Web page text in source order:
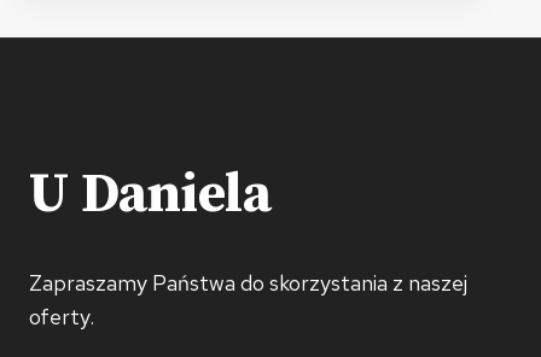
U Daniela
Zapraszamy Państwa do skorzystania z naszej
oferty.